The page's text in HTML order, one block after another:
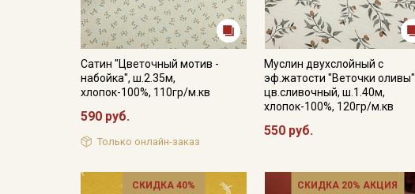
Сатин "Цветочный мотив -
набойка", ш.2.35м,
хлопок-100%, 110гр/м.кв
590 руб.
Только онлайн-заказ
Муслин двухслойный с
эф.жатости "Веточки оливы"
цв.сливочный, ш.1.40м,
хлопок-100%, 120гр/м.кв
550 руб.
СКИДКА 40% СКИДКА 20% АКЦИЯ